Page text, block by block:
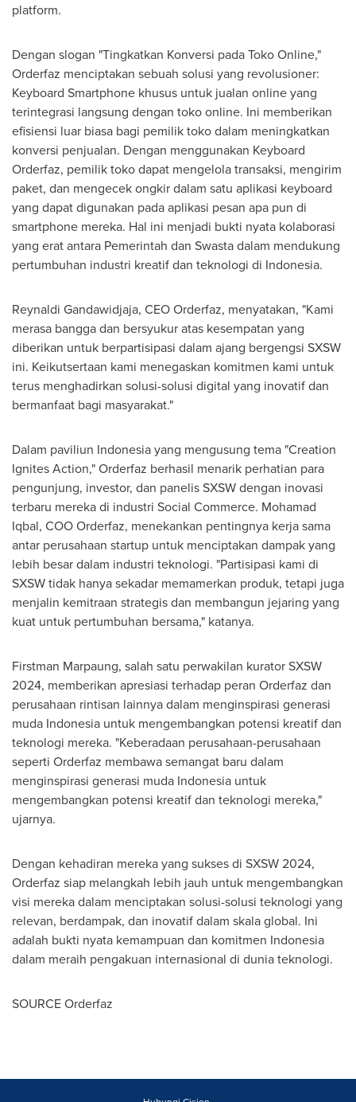
platform.
Dengan slogan "Tingkatkan Konversi padaToko Online,"
Orderfaz menciptakan sebuah solusi yang revolusioner:
Keyboard Smartphone khusus untuk jualan online yang
terintegrasi langsung dengan toko online. Ini memberikan
efisiensi luar biasa bagi pemilik toko dalam meningkatkan
konversi penjualan. Dengan menggunakan Keyboard
Orderfaz, pemilik toko dapat mengelola transaksi, mengirim
paket, dan mengecek ongkir dalam satu aplikasi keyboard
yang dapat digunakan pada aplikasi pesan apa pun di
smartphone mereka. Hal ini menjadi bukti nyata kolaborasi
yang erat antara Pemerintah dan Swasta dalam mendukung
pertumbuhan industri kreatif dan teknologi di Indonesia.
Reynaldi Gandawidjaja, CEO Orderfaz, menyatakan, "Kami
merasa bangga dan bersyukur atas kesempatan yang
diberikan untuk berpartisipasi dalam ajang bergengsi SXSW
ini. Keikutsertaan kami menegaskan komitmen kami untuk
terus menghadirkan solusi-solusi digital yang inovatif dan
bermanfaat bagi masyarakat."
Dalam paviliun Indonesiayang mengusung tema "Creation
Ignites Action," Orderfaz berhasil menarik perhatian para
pengunjung, investor, dan panelis SXSW dengan inovasi
terbaru mereka di industri Social Commerce. Mohamad
Iqbal, COO Orderfaz, menekankan pentingnya kerja sama
antar perusahaan startup untuk menciptakan dampak yang
lebih besar dalam industri teknologi. "Partisipasi kami di
SXSW tidak hanya sekadar memamerkan produk, tetapi juga
menjalin kemitraan strategis dan membangun jejaring yang
kuat untuk pertumbuhan bersama," katanya.
Firstman Marpaung, salah satu perwakilan kurator SXSW
2024, memberikan apresiasi terhadap peran Orderfaz dan
perusahaan rintisan lainnya dalam menginspirasi generasi
muda Indonesia untuk mengembangkan potensi kreatif dan
teknologi mereka. "Keberadaan perusahaan-perusahaan
seperti Orderfaz membawa semangat baru dalam
menginspirasi generasi muda Indonesia untuk
mengembangkan potensi kreatif dan teknologi mereka,"
ujarnya.
Dengan kehadiran mereka yang sukses di SXSW 2024,
Orderfaz siap melangkah lebih jauh untuk mengembangkan
visi mereka dalam menciptakan solusi-solusi teknologi yang
relevan, berdampak, dan inovatif dalam skala global. Ini
adalah bukti nyata kemampuan dan komitmen Indonesia
dalam meraih pengakuan internasional di dunia teknologi.
SOURCE Orderfaz